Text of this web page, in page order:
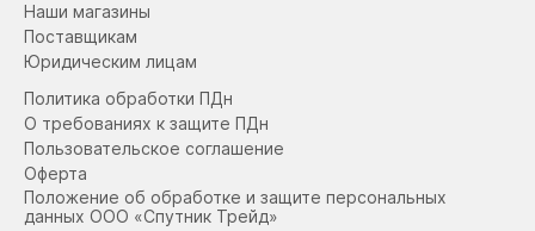
Наши магазины
Поставщикам
Юридическим лицам
Политика обработки ПДн
О требованиях к защите ПДн
Пользовательское соглашение
Оферта
Положение об обработке и защите персональных
данных ООО «Спутник Трейд»